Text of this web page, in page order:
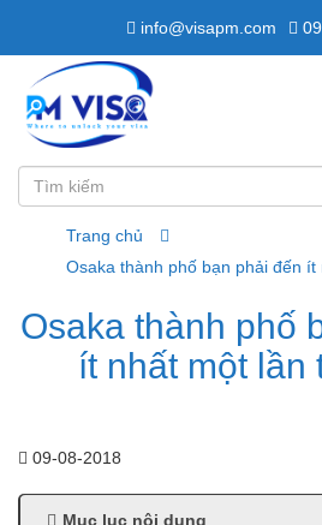
info@visapm.com
Trang chủ
Osaka thành phố bạn phải đến
Osaka thành phố
ít nhất một lần
09-08-2018
Mục lục nội dung